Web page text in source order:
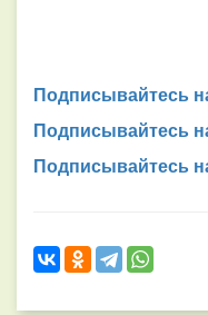
Подписывайтесь
Подписывайтесь
Подписывайтесь